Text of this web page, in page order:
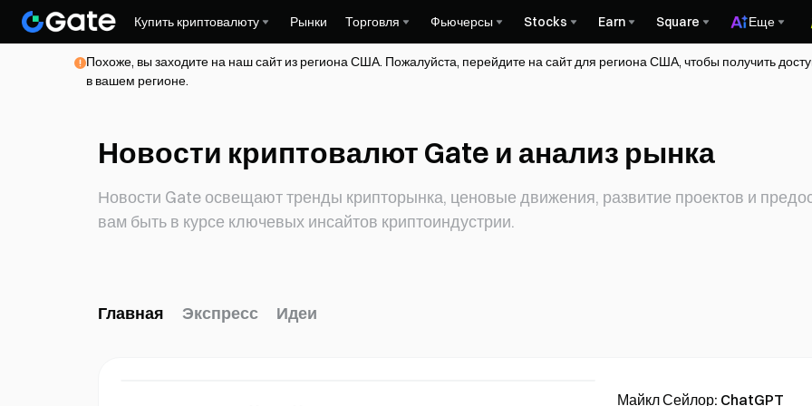
Купить криптовалюту Рынки Торговля Фьючерсы Stocks Earn Square Еще
Похоже, вы заходите на наш сайт из региона США. Пожалуйста, перейдите на сайт для региона США, чтобы получить
в вашем регионе.
Новости криптовалют Gate и анализ рынка
Новости Gate освещают тренды крипторынка, ценовые движения, развитие проектов и
вам быть в курсе ключевых инсайтов криптоиндустрии.
Главная Экспресс Идеи
Майкл Сейлор: ChatGPT